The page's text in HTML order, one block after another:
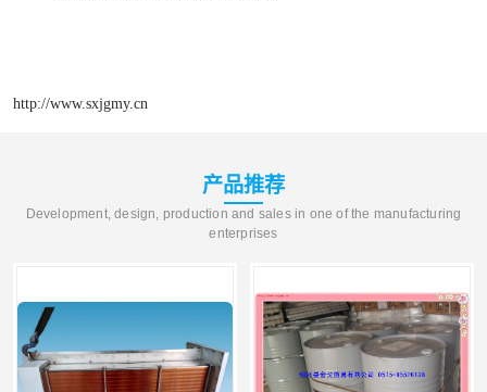
http://www.sxjgmy.cn
产品推荐
Development, design, production and sales in one of the manufacturing
enterprises